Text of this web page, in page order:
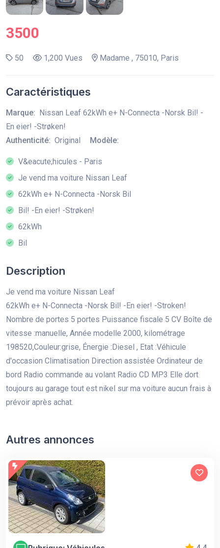
3500
50 1,200 Vues Madame , 75010, Paris
Caractéristiques
Marque:
Nissan Leaf 62kWh e+ N-Connecta -Norsk Bil! -
En eier! -Strøken!
Authenticité: Original Modèle:
V&eacute;hicules - Paris
Je vend ma voiture Nissan Leaf
62kWh e+ N-Connecta -Norsk Bil
Bil! -En eier! -Strøken!
62kWh
Bil
Description
Je vend ma voiture Nissan Leaf
62kWh e+ N-Connecta -Norsk Bil! -En eier! -Stroken!
Nombre de portes 5 portes Puissance fiscale 5 CV Boîte de
vitesse :manuelle, Année modelle 2000, kilométrage
198520,Couleur:grise, Énergie :Diesel , Etat :Véhicule
d'occasion Climatisation Direction assistée Ordinateur de
bord Radio commande au volant Radio CD MP3 Elle dort
toujours au garage tout est nikel sur ma voiture aucun frais à
prévoir après achat.
Autres annonces